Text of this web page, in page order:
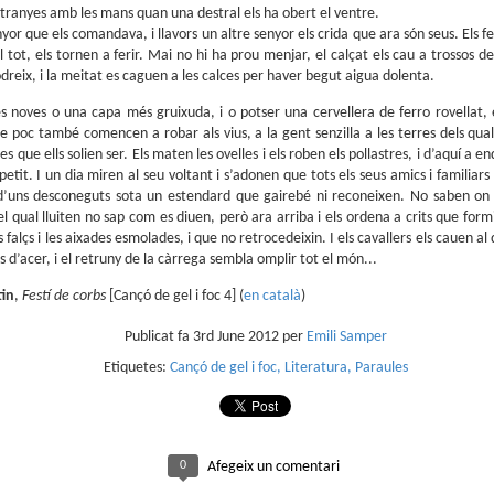
amb les mans quan una destral els ha obert el ventre.
que els comandava, i llavors un altre senyor els crida que ara són seus. Els
tot, els tornen a ferir. Mai no hi ha prou menjar, el calçat els cau a trossos
i la meitat es caguen a les calces per haver begut aigua dolenta.
noves o una capa més gruixuda, i o potser una cervellera de ferro rovellat,
poc també comencen a robar als vius, a la gent senzilla a les terres dels
que ells solien ser. Els maten les ovelles i els roben els pollastres, i d’aquí a
I un dia miren al seu voltant i s’adonen que tots els seus amics i
desconeguts sota un estendard que gairebé ni reconeixen. No saben
qual lluiten no sap com es diuen, però ara arriba i els ordena a crits que
falçs i les aixades esmolades, i que no retrocedeixin. I els cavallers els cauen al
d’acer, i el retruny de la càrrega sembla omplir tot el món...
, Festí de corbs [Cançó de gel i foc 4] (en català)
Publicat fa 3rd June 2012 per Emili Samper
Etiquetes: Cançó de gel i foc Literatura Paraules
0 Afegeix un comentari
OCT
6
Presentació de Los
orígenes de la revista
Spirou a la llibreria El
Soterrani
Si voleu descobrir els secrets de la
revista Spirou, teniu una oportunitat
ideal el proper 23 d'octubre, a les set
de la tarda, a la llibreria El Soterran, al
carrer August 50 de Tarragona.
Amb l'Eduard Baile, professor de la
Universitat d'Alacant i, sobretot, amic
(i malalt dels còmics) conversaré
sobre els continguts del llibre. Segur
que passarem una bona estona.
SEP
25
Club de lectura de
còmics: tardor 2025
Tenim a tocar el darrer
trimestre de l'any i això vol dir
novembre i desembre.
Parlem de còmics: L’Emili Samper i els orígens de la
revista Spirou
Parlem de còmics és l'espai de divulgació de Ràdio Molins de Rei (91.2
que s'emet cada divendres, de la mà d'en Pau Moratalla, coresponsable
club de lectura de còmic de la biblioteca El Molí, amb l'Eli Arjona al control
Club de lectura de còmics: estiu de 2025
Arriba la caloreta i és un bon moment per endinsar-nos en les lectures